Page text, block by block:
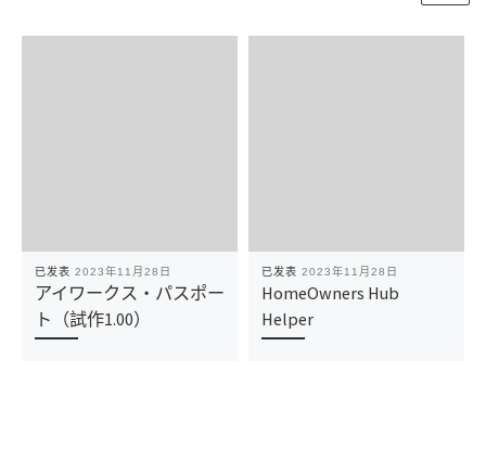
已发表 2023年11月28日
アイワークス・パスポー
ト（試作1.00）
已发表 2023年11月28日
HomeOwners Hub
Helper